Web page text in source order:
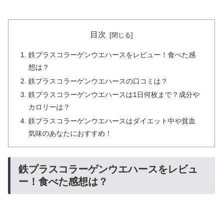
目次
鉄プラスコラーゲンウエハースをレビュー！食べた感
想は？
鉄プラスコラーゲンウエハースの口コミは？
鉄プラスコラーゲンウエハースは1日何枚まで？成分や
カロリーは？
鉄プラスコラーゲンウエハースはダイエット中や貧血
気味のあなたにおすすめ！
鉄プラスコラーゲンウエハースをレビュ
ー！食べた感想は？